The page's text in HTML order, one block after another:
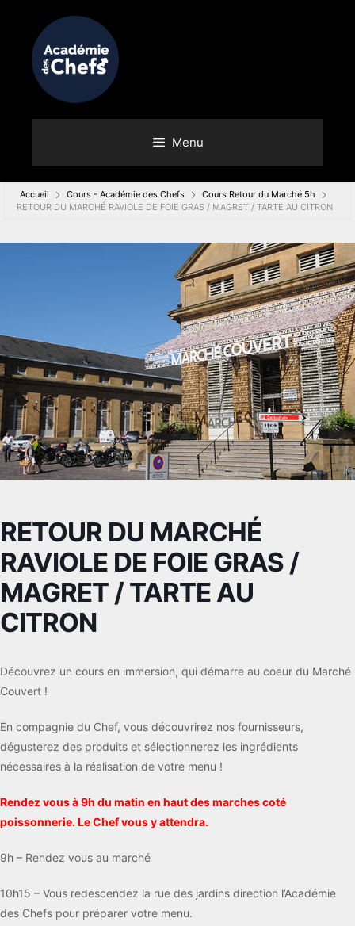
Menu
Accueil Cours - Académie des Chefs
Cours Retour du Marché 5h
RETOUR DU MARCHÉ RAVIOLE DE FOIE GRAS / MAGRET / TARTE AU CITRON
RETOUR DU MARCHÉ
RAVIOLE DE FOIE GRAS /
MAGRET / TARTE AU
CITRON
Découvrez un cours en immersion, qui démarre au coeur du Marché
Couvert !
En compagnie du Chef, vous découvrirez nos fournisseurs,
dégusterez des produits et sélectionnerez les ingrédients
nécessaires à la réalisation de votre menu !
Rendez vous à 9h du matin en haut des marches coté
poissonnerie. Le Chef vous y attendra.
9h – Rendez vous au marché
10h15 – Vous redescendez la rue des jardins direction l’Académie
des Chefs pour préparer votre menu.